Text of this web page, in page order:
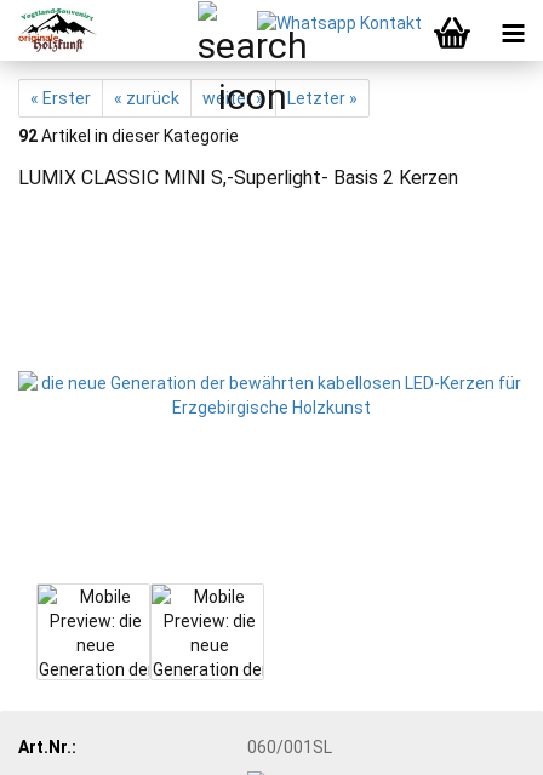
« Erster « zurück weiter »
Letzter »
92Artikel in dieser Kategorie
LUMIX CLASSIC MINI S,-Superlight- Basis 2 Kerzen
Art.Nr.:
060/001SL